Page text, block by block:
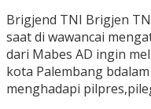
Brigjend TNI Brigjen
saat di wawancai
dari Mabes AD ingin
kota Palembang
menghadapi